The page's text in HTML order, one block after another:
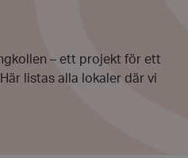
– ett projekt för ett
listas alla lokaler där vi